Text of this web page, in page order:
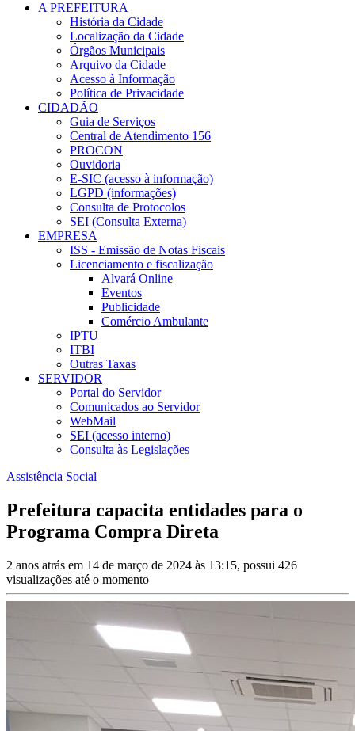
A PREFEITURA
História da Cidade
Localização da Cidade
Órgãos Municipais
Arquivo da Cidade
Acesso à Informação
Política de Privacidade
CIDADÃO
Guia de Serviços
Central de Atendimento 156
PROCON
Ouvidoria
E-SIC (acesso à informação)
LGPD (informações)
Consulta de Protocolos
SEI (Consulta Externa)
EMPRESA
ISS - Emissão de Notas Fiscais
Licenciamento e fiscalização
Alvará Online
Eventos
Publicidade
Comércio Ambulante
IPTU
ITBI
Outras Taxas
SERVIDOR
Portal do Servidor
Comunicados ao Servidor
WebMail
SEI (acesso interno)
Consulta às Legislações
Assistência Social
Prefeitura capacita entidades para o
Programa Compra Direta
2 anos atrás em 14 de março de 2024 às 13:15, possui 426
visualizações até o momento